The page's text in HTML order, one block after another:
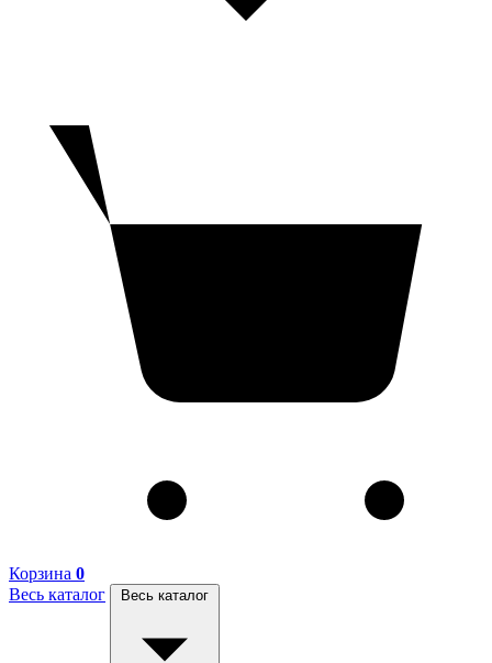
Корзина 0
Весь каталог
Весь каталог